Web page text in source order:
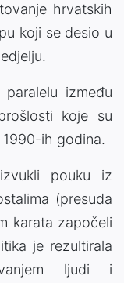
hrvatskih
koji se desio u
između
koje su
ih godina.
pouku iz
(presuda
karata započeli
je rezultirala
ljudi i